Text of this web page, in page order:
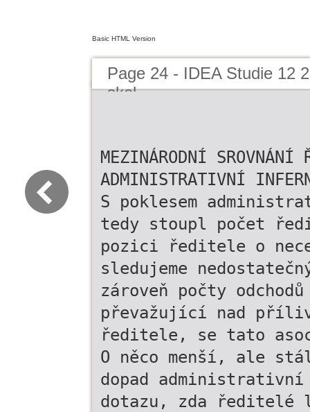
Basic HTML Version
Page 24 - IDEA Studie 12
skol
MEZINÁRODNÍ
ADMINISTRATIVNÍ
S poklesem
tedy stoupl počet
pozici ředitele o
sledujeme
zároveň počty
převažující nad
ředitele, se tato
O něco menší, ale
dopad
dotazu, zda ředitelé